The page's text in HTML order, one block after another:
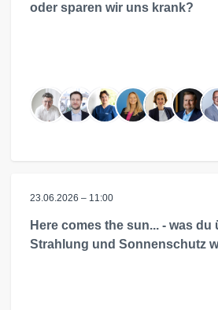
oder sparen wir uns krank?
23.06.2026 – 11:00
Here comes the sun... - was du
Strahlung und Sonnenschutz